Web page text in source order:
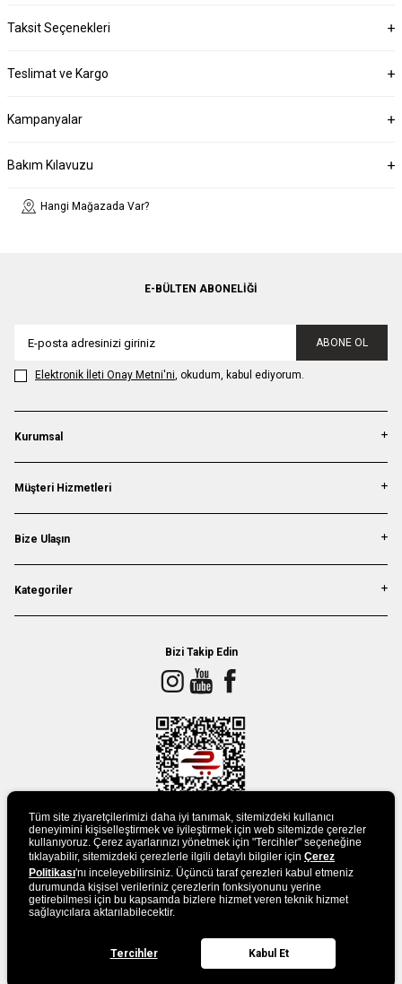
Taksit Seçenekleri
Teslimat ve Kargo
Kampanyalar
Bakım Kılavuzu
Hangi Mağazada Var?
E-BÜLTEN ABONELIĞI
ABONE OL
Elektronik İleti Onay Metni'ni, okudum, kabul ediyorum.
Kurumsal
Müşteri Hizmetleri
Bize Ulaşın
Kategoriler
Bizi Takip Edin
UYGULAMAMIZI İNDİRİN
Tüm site ziyaretçilerimizi daha iyi tanımak, sitemizdeki kullanıcı
deneyimini kişiselleştirmek ve iyileştirmek için web sitemizde çerezler
kullanıyoruz. Çerez ayarlarınızı yönetmek için "Tercihler" seçeneğine
tıklayabilir, sitemizdeki çerezlerle ilgili detaylı bilgiler için Çerez
Politikası'nı inceleyebilirsiniz. Üçüncü taraf çerezleri kabul etmeniz
durumunda kişisel verileriniz çerezlerin fonksiyonunu yerine
getirebilmesi için bu kapsamda bizlere hizmet veren teknik hizmet
sağlayıcılara aktarılabilecektir.
Tercihler Kabul Et